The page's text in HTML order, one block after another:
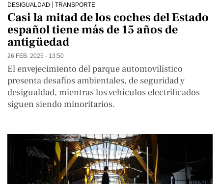
DESIGUALDAD TRANSPORTE
Casi la mitad de los coches del Estado
español tiene más de 15 años de
antigüedad
26 FEB. 2025 - 13:50
El envejecimiento del parque automovilístico
presenta desafíos ambientales, de seguridad y
desigualdad, mientras los vehículos electrificados
siguen siendo minoritarios.